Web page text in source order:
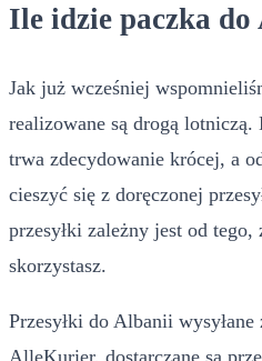
Ile idzie paczka
Jak już wcześniej
realizowane są drogą
trwa zdecydowanie krócej, a
cieszyć się z doręczonej
przesyłki zależny jest od
skorzystasz.
Przesyłki do Albanii wysyłane
AlleKurier, dostarczane są